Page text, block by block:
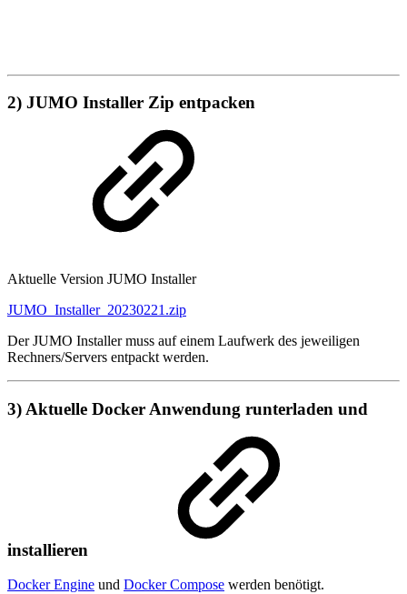
2) JUMO Installer Zip entpacken
Aktuelle Version JUMO Installer
JUMO_Installer_20230221.zip
Der JUMO Installer muss auf einem Laufwerk des jeweiligen
Rechners/Servers entpackt werden.
3) Aktuelle Docker Anwendung runterladen und
installieren
Docker Engine und Docker Compose werden benötigt.